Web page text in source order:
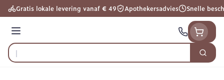
Ga naar de inhoud
Gratis lokale levering vanaf € 49 Apothekersadvies Snelle
Menu
Product, merk, categorie...
Zoek